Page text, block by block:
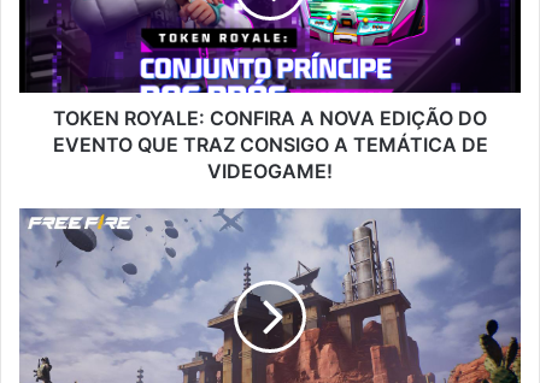
EDIÇÃO
DO
EVENTO
QUE
TRAZ
CONSIGO
DE
VIDEOGAME!
TOKEN ROYALE: CONFIRA A NOVA EDIÇÃO DO
EVENTO QUE TRAZ CONSIGO A TEMÁTICA DE
VIDEOGAME!
VOLTOU!
KALAHARI
SERÁ
ADICIONADO
NOVAMENTE
AO
MODO